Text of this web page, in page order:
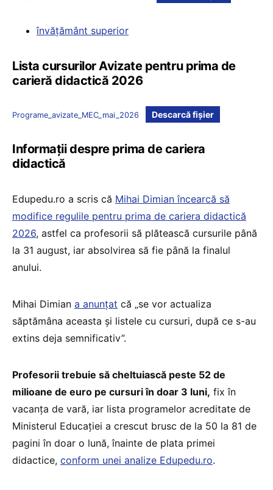
învățământ superior
Lista cursurilor Avizate pentru prima de
carieră didactică 2026
Programe_avizate_MEC_mai_2026 Descarcă fișier
Informații despre prima de cariera
didactică
Edupedu.ro a scris că Mihai Dimian încearcă să
modifice regulile pentru prima de cariera didactică
2026, astfel ca profesorii să plătească cursurile până
la 31 august, iar absolvirea să fie până la finalul
anului.
Mihai Dimian a anunțat că „se vor actualiza
săptămâna aceasta și listele cu cursuri, după ce s-au
extins deja semnificativ”.
Profesorii trebuie să cheltuiască peste 52 de
milioane de euro pe cursuri în doar 3 luni, fix în
vacanța de vară, iar lista programelor acreditate de
Ministerul Educației a crescut brusc de la 50 la 81 de
pagini în doar o lună, înainte de plata primei
didactice, conform unei analize Edupedu.ro.